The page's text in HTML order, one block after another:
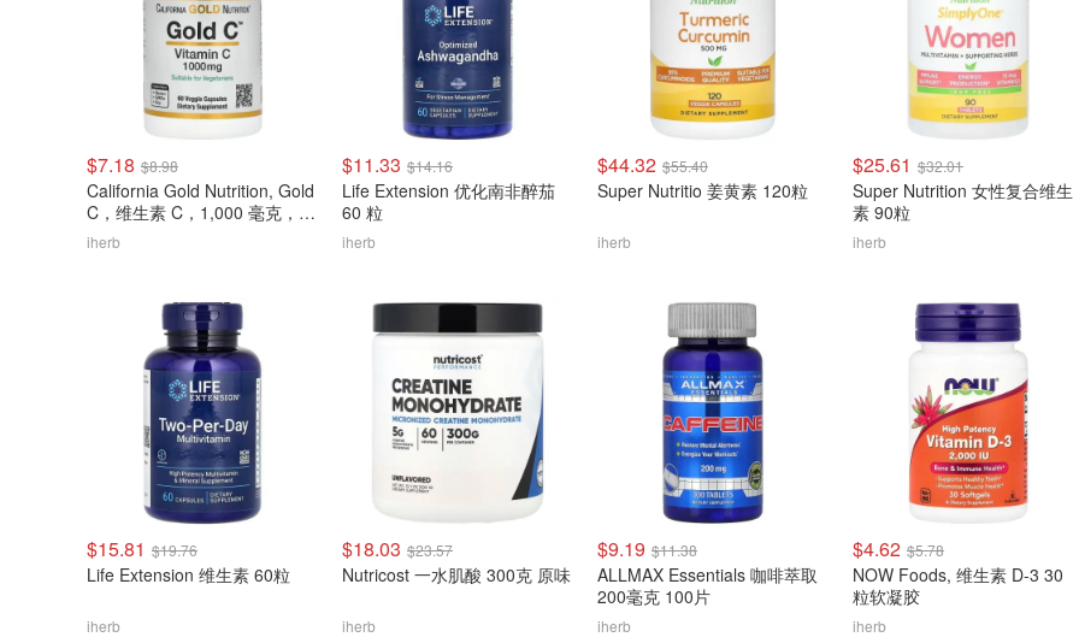
$7.18 $8.98
California Gold Nutrition, Gold
C，维生素 C，1,000 毫克，60
粒素食胶囊
iherb
$11.33 $14.16
Life Extension 优化南非醉茄
60 粒
iherb
$44.32 $55.40
Super Nutritio 姜黄素 120粒
iherb
$25.61 $32.01
Super Nutrition 女性复合维生
素 90粒
iherb
$15.81 $19.76
Life Extension 维生素 60粒
iherb
$18.03 $23.57
Nutricost 一水肌酸 300克 原味
iherb
$9.19 $11.38
ALLMAX Essentials 咖啡萃取
200毫克 100片
iherb
$4.62 $5.78
NOW Foods, 维生素 D-3 30
粒软凝胶
iherb